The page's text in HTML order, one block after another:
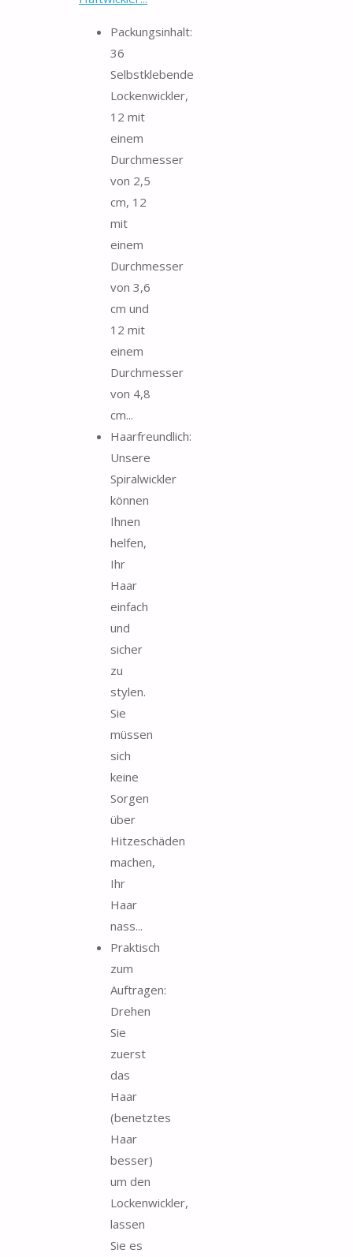
Packungsinhalt:
36
Selbstklebende
Lockenwickler,
12 mit
einem
Durchmesser
von 2,5
cm, 12
mit
einem
Durchmesser
von 3,6
cm und
12 mit
einem
Durchmesser
von 4,8
cm...
Haarfreundlich:
Unsere
Spiralwickler
können
Ihnen
helfen,
Ihr
Haar
einfach
und
sicher
zu
stylen.
Sie
müssen
sich
keine
Sorgen
über
Hitzeschäden
machen,
Ihr
Haar
nass...
Praktisch
zum
Auftragen:
Drehen
Sie
zuerst
das
Haar
(benetztes
Haar
besser)
um den
Lockenwickler,
lassen
Sie es